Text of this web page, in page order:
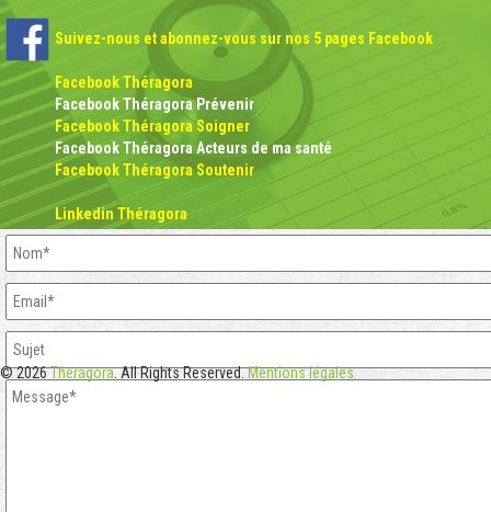
Suivez-nous et abonnez-vous sur nos 5 pages Facebook
Facebook Théragora
Facebook Théragora Prévenir
Facebook Théragora Soigner
Facebook Théragora Acteurs de ma santé
Facebook Théragora Soutenir
Linkedin Théragora
© 2026Theragora. All Rights Reserved.Mentions légales